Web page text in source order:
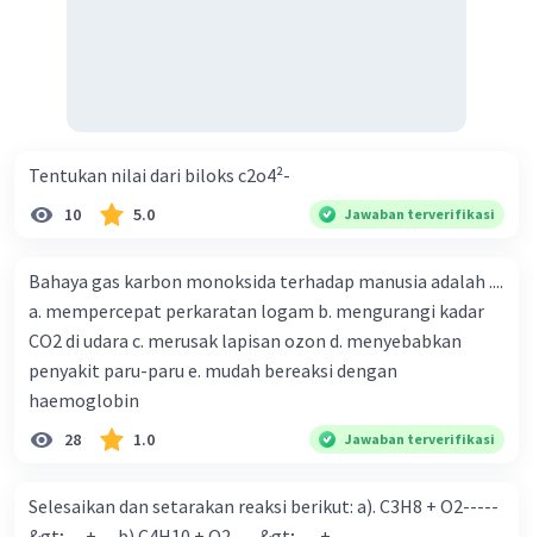
Tentukan nilai dari biloks c2o4²-
10 5.0 Jawaban terverifikasi
Bahaya gas karbon monoksida terhadap manusia adalah ....
a. mempercepat perkaratan logam b. mengurangi kadar
CO2 di udara c. merusak lapisan ozon d. menyebabkan
penyakit paru-paru e. mudah bereaksi dengan
haemoglobin
28 1.0 Jawaban terverifikasi
Selesaikan dan setarakan reaksi berikut: a). C3H8 + O2-----